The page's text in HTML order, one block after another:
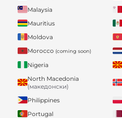
Malaysia
Mauritius
Moldova
Morocco (coming soon)
Nigeria
North Macedonia
(македонски)
Philippines
Portugal